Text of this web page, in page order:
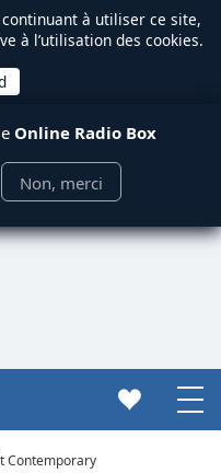
continuant à utiliser ce site,
à l’utilisation des cookies.
Online Radio Box
Non, merci
Contemporary